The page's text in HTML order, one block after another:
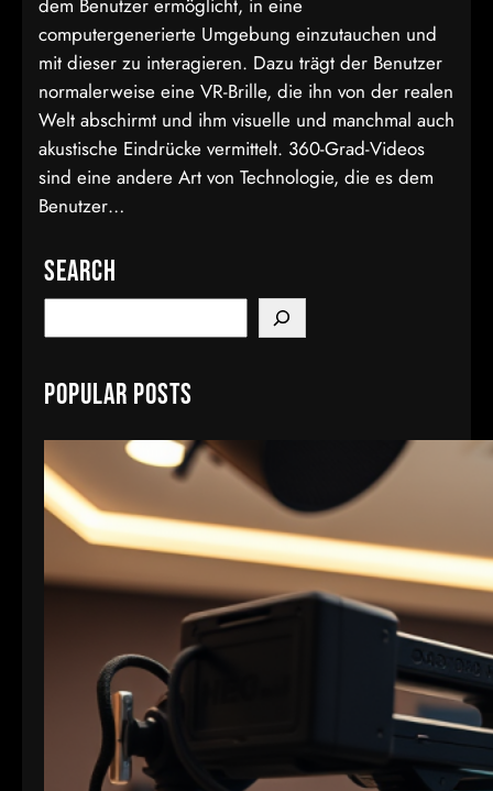
dem Benutzer ermöglicht, in eine
computergenerierte Umgebung einzutauchen und
mit dieser zu interagieren. Dazu trägt der Benutzer
normalerweise eine VR-Brille, die ihn von der realen
Welt abschirmt und ihm visuelle und manchmal auch
akustische Eindrücke vermittelt. 360-Grad-Videos
sind eine andere Art von Technologie, die es dem
Benutzer…
Search
e
r
h
Popular Posts